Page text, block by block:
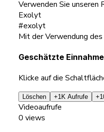
Verwenden Sie unseren
Exolyt
#exolyt
Mit der Verwendung
Geschätzte
Klicke auf die
Löschen +1K Aufrufe
Videoaufrufe
0 views